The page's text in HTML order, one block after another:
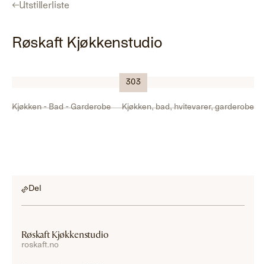
←Utstillerliste
Røskaft Kjøkkenstudio
303
Logo
Kjøkken - Bad - Garderobe Kjøkken, bad, hvitevarer, garderobe
Del
Røskaft Kjøkkenstudio
roskaft.no